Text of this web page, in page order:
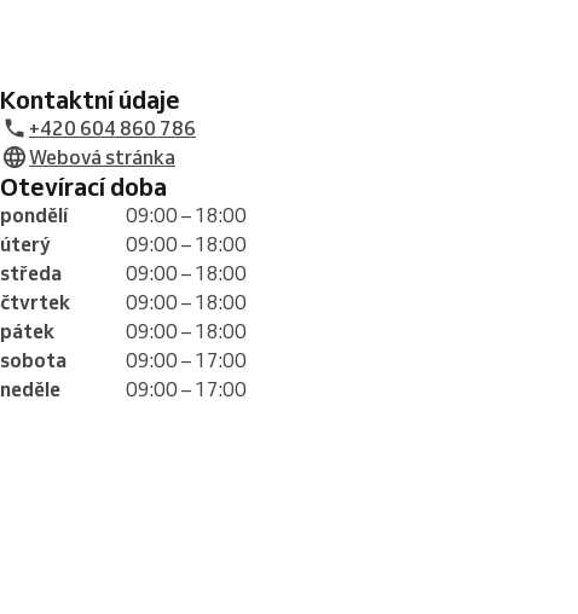
Kontaktní údaje
+420 604 860 786
Webová stránka
Otevírací doba
pondělí
09:00 – 18:00
úterý
09:00 – 18:00
středa
09:00 – 18:00
čtvrtek
09:00 – 18:00
pátek
09:00 – 18:00
sobota
09:00 – 17:00
neděle
09:00 – 17:00